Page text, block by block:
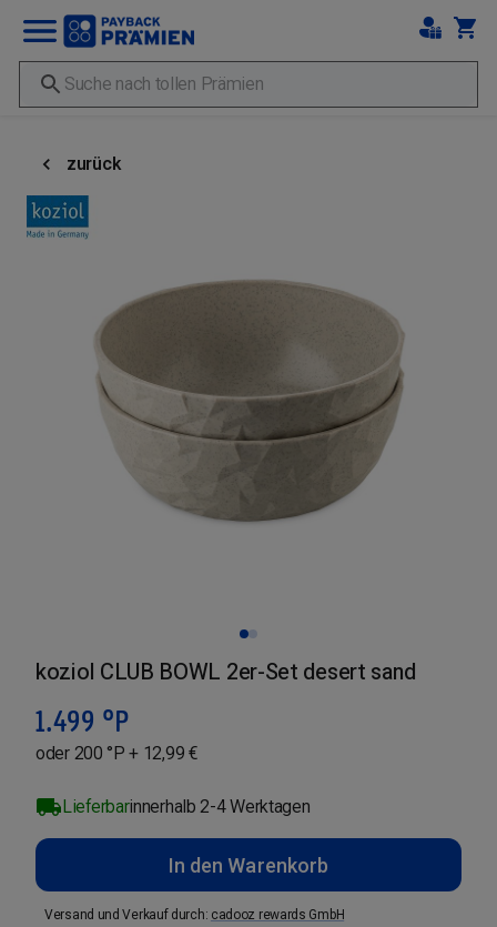
zurück
koziol CLUB BOWL 2er-Set desert sand
1.499 °P
oder 200 °P + 12,99 €
Lieferbarinnerhalb 2-4 Werktagen
In den Warenkorb
Versand und Verkauf durch: cadooz rewards GmbH